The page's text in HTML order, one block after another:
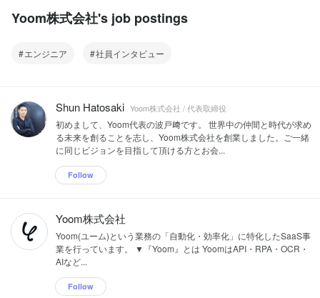
Yoom株式会社's job postings
エンジニア 社員インタビュー
Shun Hatosaki Yoom株式会社 / 代表取締役
初めまして、Yoom代表の波戸﨑です。 世界中の仲間と時代が求め
る未来を創ることを志し、Yoom株式会社を創業しました。ご一緒
に同じビジョンを目指して頂ける方とお会...
Follow
Yoom株式会社
Yoom(ユーム)という業務の「自動化・効率化」に特化したSaaS事
業を行っています。 ▼『Yoom』とは YoomはAPI・RPA・OCR・
AIなど...
Follow